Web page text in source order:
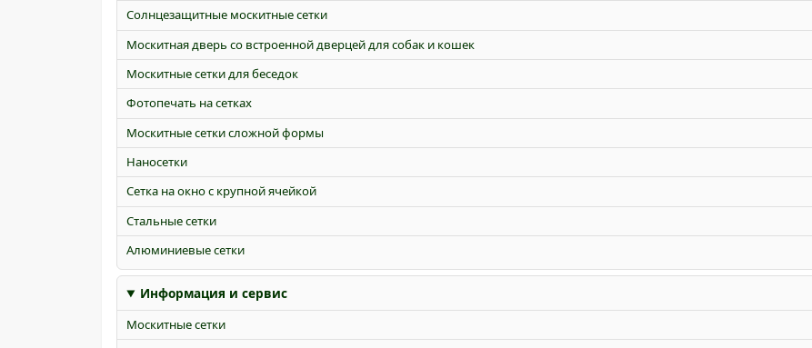
Солнцезащитные москитные сетки
Москитная дверь со встроенной дверцей для собак и кошек
Москитные сетки для беседок
Фотопечать на сетках
Москитные сетки сложной формы
Наносетки
Сетка на окно с крупной ячейкой
Стальные сетки
Алюминиевые сетки
Информация и сервис
Москитные сетки